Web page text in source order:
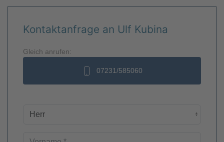
Kontaktanfrage an Ulf Kubina
Gleich anrufen:
07231/585060